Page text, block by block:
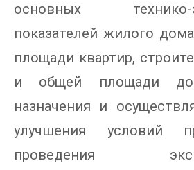
основных технико-
показателей жилого
площади квартир,
и общей площади
назначения и
улучшения условий
проведения